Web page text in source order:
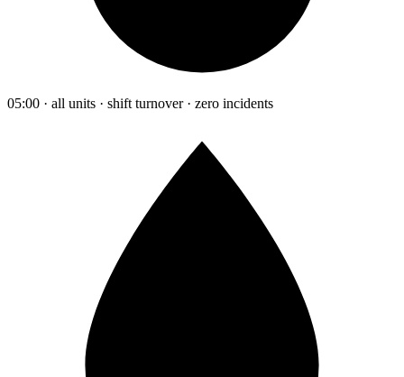
05:00 · all units · shift turnover · zero incidents